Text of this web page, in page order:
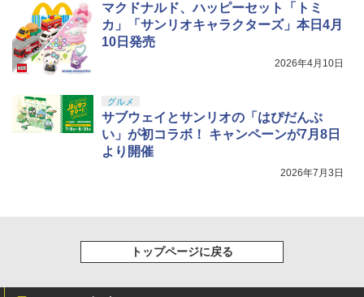
マクドナルド、ハッピーセット「トミ
カ」「サンリオキャラクターズ」本日4月
10日発売
2026年4月10日
グルメ
サブウェイとサンリオの「はぴだんぶ
い」が初コラボ！ キャンペーンが7月8日
より開催
2026年7月3日
トップページに戻る